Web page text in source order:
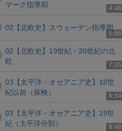
4:48
マーク指導期
5:08
02【北欧史】スウェーデン指導期
7:25
02【北欧史】19世紀・20世紀の北
欧
6:34
03【太平洋・オセアニア史】18世
紀以前（探検）
9:48
03【太平洋・オセアニア史】19世
紀（太平洋分割）